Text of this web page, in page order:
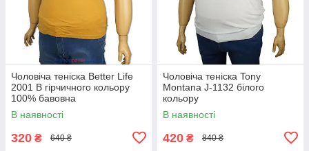
Чоловіча теніска Better Life
2001 B гірчичного кольору
100% бавовна
В наявності
320 ₴ 640 ₴
Чоловіча теніска Tony
Montana J-1132 білого
кольору
В наявності
420 ₴ 840 ₴